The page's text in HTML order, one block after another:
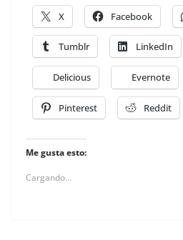
X Facebook
Tumblr LinkedIn
Delicious Evernote
Pinterest Reddit
Me gusta esto:
Cargando...